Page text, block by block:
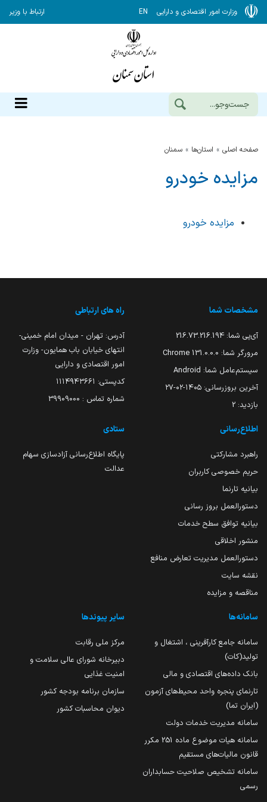
وزارت امور اقتصادی و دارایی EN ارتباط با وزیر
صفحه اصلی استان‌ها سمنان
مزایده خودرو
مزایده خودرو
مشخصات شما
آی‌پی شما: 216.73.216.194
مرورگر شما: 131.0.0.0 Chrome
سیستم‌عامل شما: Android
آخرین بروزرسانی: ۱۴۰۵-۰۲-۲۷
بازدید: 2
راه های ارتباطی
آدرس: تهران - میدان امام خمینی-
انتهای خیابان باب همایون- وزارت
امور اقتصادی و دارایی
کدپستی: ۱۱۱۴۹۴۳۶۶۱
شماره تماس : 39909000
اطلاع‌رسانی
راهبرد مشارکتی
حریم خصوصی کاربران
بیانیه تارنما
دستورالعمل بروز رسانی
بیانیه توافق سطح خدمات
منشور اخلاقی
دستورالعمل مدیریت تعارض منافع
نقشه سایت
مناقصه و مزایده
ستادی
پایگاه اطلاع‌رسانی آزادسازی سهام
عدالت
سامانه‌ها
سامانه جامع کارآفرینی ، اشتغال و
تولید(کات)
بانک داده‌های اقتصادی و مالی
تارنمای پنجره واحد محیط‌های آزمون
(ایران تما)
سامانه مدیریت خدمات دولت
سامانه هیات موضوع ماده 251 مکرر
قانون مالیات‌های مستقیم
سامانه تشخیص صلاحیت حسابداران
رسمی
سایر پیوندها
مرکز ملی رقابت
دبیرخانه شورای عالی سلامت و
امنیت غذایی
سازمان برنامه بودجه کشور
دیوان محاسبات کشور